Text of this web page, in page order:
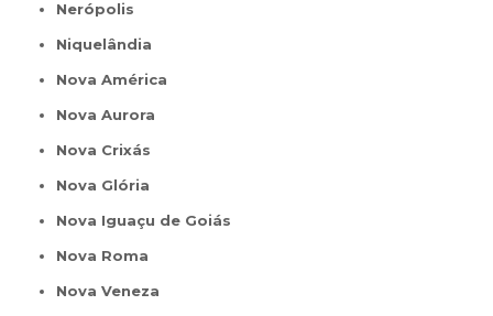
Nerópolis
Niquelândia
Nova América
Nova Aurora
Nova Crixás
Nova Glória
Nova Iguaçu de Goiás
Nova Roma
Nova Veneza